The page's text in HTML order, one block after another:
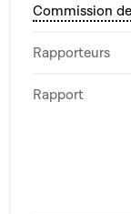
Commission
Rapporteurs
Rapport